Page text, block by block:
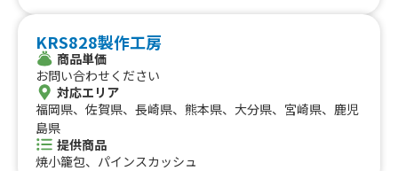
KRS828製作工房
商品単価
お問い合わせください
対応エリア
福岡県、佐賀県、長崎県、熊本県、大分県、宮崎県、鹿児
島県
提供商品
焼小籠包、パインスカッシュ